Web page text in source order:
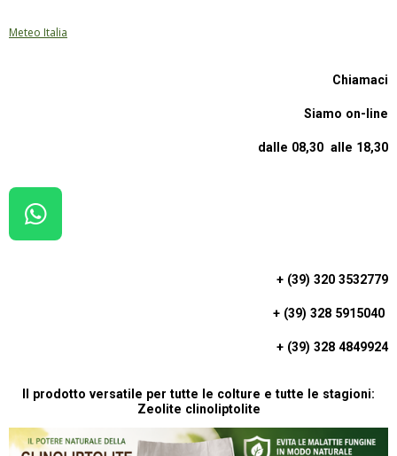
Meteo Italia
Chiamaci
Siamo on-line
dalle 08,30 alle 18,30
W
H
P
+ (39) 320 3532779
+ (39) 328 5915040
+ (39) 328 4849924
Il prodotto versatile per tutte le colture e tutte le stagioni:
Zeolite clinoliptolite